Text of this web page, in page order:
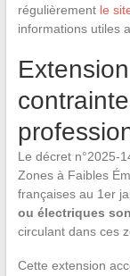
régulièrement le
informations utiles
Le décret n°2025-
Zones à Faibles
françaises au 1er
ou électriques
circulant dans ces
Cette extension